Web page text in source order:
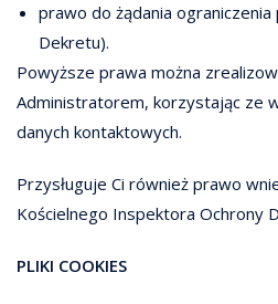
prawo do żądania
Dekretu).
Powyższe prawa można
Administratorem, korzystając ze
danych kontaktowych.
Przysługuje Ci również prawo
Kościelnego Inspektora Ochrony
PLIKI COOKIES